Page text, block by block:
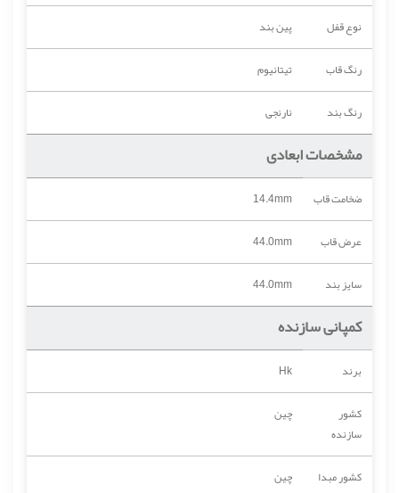
نوع قفل
پین بند
رنگ قاب
تیتانیوم
رنگ بند
نارنجی
مشخصات ابعادی
ضخامت قاب
14.4mm
عرض قاب
44.0mm
سایز بند
44.0mm
کمپانی سازنده
برند
Hk
کشور
سازنده
چین
کشور مبدا
چین